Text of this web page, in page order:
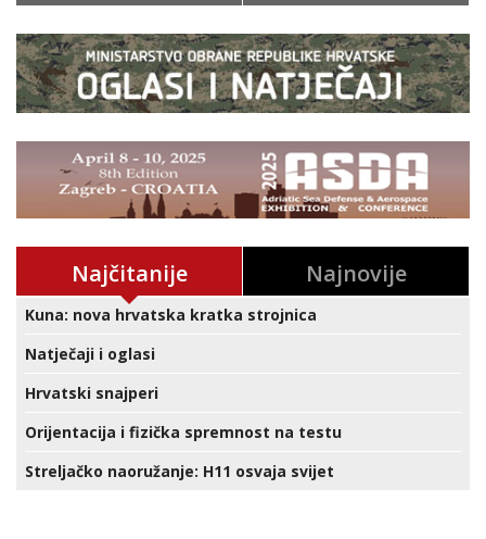
Najčitanije Najnovije
Kuna: nova hrvatska kratka strojnica
Natječaji i oglasi
Hrvatski snajperi
Orijentacija i fizička spremnost na testu
Streljačko naoružanje: H11 osvaja svijet